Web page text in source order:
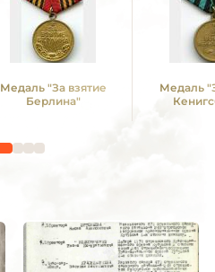
Медаль "За взятие
Берлина"
Медаль